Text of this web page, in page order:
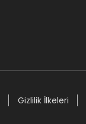
Gizlilik İlkeleri